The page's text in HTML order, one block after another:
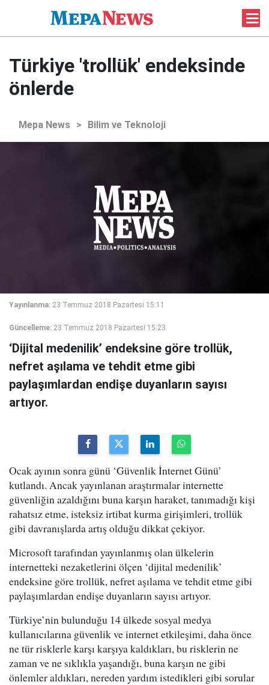
Türkiye 'trollük' endeksinde
önlerde
Mepa News > Bilim ve Teknoloji
Yayınlanma: 23 Temmuz 2018 Pazartesi 15:11
Güncelleme: 23 Temmuz 2018 Pazartesi 15:23
‘Dijital medenilik’ endeksine göre trollük,
nefret aşılama ve tehdit etme gibi
paylaşımlardan endişe duyanların sayısı
artıyor.
Ocak ayının sonra günü ‘Güvenlik İnternet Günü’
kutlandı. Ancak yayınlanan araştırmalar internette
güvenliğin azaldığını buna karşın haraket, tanımadığı kişi
rahatsız etme, isteksiz irtibat kurma girişimleri, trollük
gibi davranışlarda artış olduğu dikkat çekiyor.
Microsoft tarafından yayınlanmış olan ülkelerin
internetteki nezaketlerini ölçen ‘dijital medenilik’
endeksine göre trollük, nefret aşılama ve tehdit etme gibi
paylaşımlardan endişe duyanların sayısı artıyor.
Türkiye’nin bulunduğu 14 ülkede sosyal medya
kullanıcılarına güvenlik ve internet etkileşimi, daha önce
ne tür risklerle karşı karşıya kaldıkları, bu risklerin ne
zaman ve ne sıklıkla yaşandığı, buna karşın ne gibi
önlemler aldıkları, nereden yardım istedikleri gibi sorular